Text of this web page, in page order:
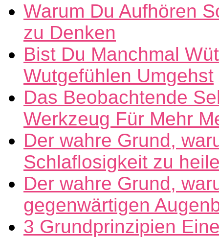
Warum Du Aufhören
zu Denken
Bist Du Manchmal
Wutgefühlen Umgehst
Das Beobachtende
Werkzeug Für Mehr
Der wahre Grund,
Schlaflosigkeit zu
Der wahre Grund,
gegenwärtigen
3 Grundprinzipien